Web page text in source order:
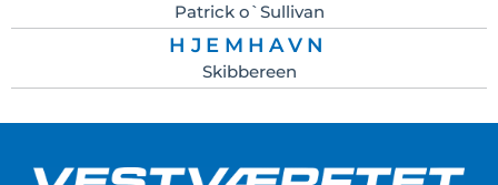
Patrick o`Sullivan
HJEMHAVN
Skibbereen